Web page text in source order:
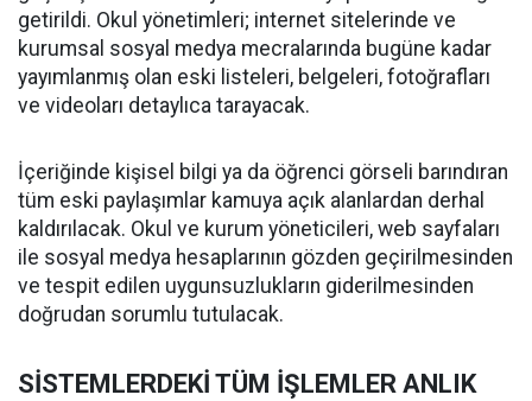
getirildi. Okul yönetimleri; internet sitelerinde ve
kurumsal sosyal medya mecralarında bugüne kadar
yayımlanmış olan eski listeleri, belgeleri, fotoğrafları
ve videoları detaylıca tarayacak.
İçeriğinde kişisel bilgi ya da öğrenci görseli barındıran
tüm eski paylaşımlar kamuya açık alanlardan derhal
kaldırılacak. Okul ve kurum yöneticileri, web sayfaları
ile sosyal medya hesaplarının gözden geçirilmesinden
ve tespit edilen uygunsuzlukların giderilmesinden
doğrudan sorumlu tutulacak.
SİSTEMLERDEKİ TÜM İŞLEMLER ANLIK